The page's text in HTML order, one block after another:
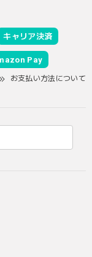
キャリア決済
Pay
お支払い方法について